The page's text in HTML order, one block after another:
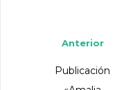
Anterior
Publicación